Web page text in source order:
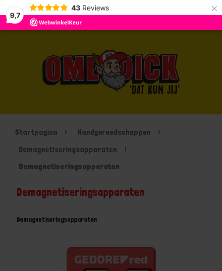
9,7
43 Reviews ×
Startpagina
Handgereedschappen
Demagnetiseringsapparaten
Demagnetiseringsapparaten
Demagnetiseringsapparaten
Demagnetiseringsapparaten